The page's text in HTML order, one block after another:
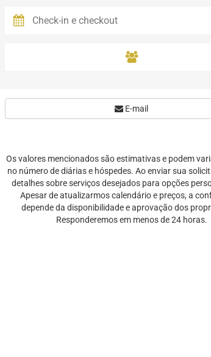
E-mail
Os valores mencionados são estimativas e podem
no número de diárias e hóspedes. Ao enviar sua
detalhes sobre serviços desejados para opções
Apesar de atualizarmos calendário e preços, a
depende da disponibilidade e aprovação dos
Responderemos em menos de 24 horas.